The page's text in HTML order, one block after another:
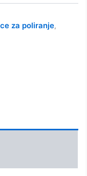
za poliranje,